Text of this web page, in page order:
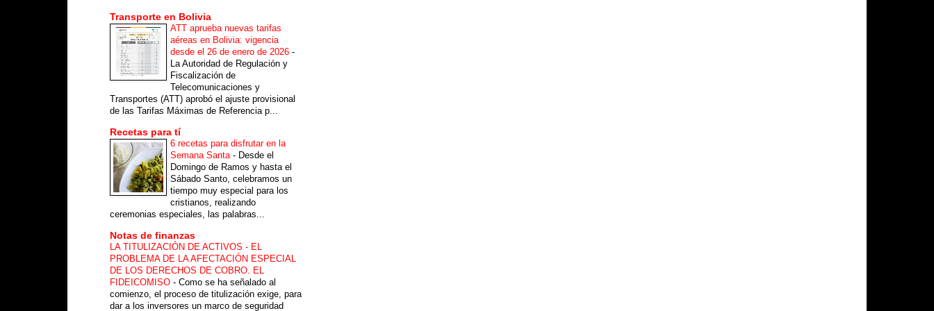
Transporte en Bolivia
ATT aprueba nuevas tarifas
aéreas en Bolivia: vigencia
desde el 26 de enero de 2026 -
La Autoridad de Regulación y
Fiscalización de
Telecomunicaciones y
Transportes (ATT) aprobó el ajuste provisional
de las Tarifas Máximas de Referencia p...
Recetas para tí
6 recetas para disfrutar en la
Semana Santa - Desde el
Domingo de Ramos y hasta el
Sábado Santo, celebramos un
tiempo muy especial para los
cristianos, realizando
ceremonias especiales, las palabras...
Notas de finanzas
LA TITULIZACIÓN DE ACTIVOS - EL
PROBLEMA DE LA AFECTACIÓN ESPECIAL
DE LOS DERECHOS DE COBRO. EL
FIDEICOMISO - Como se ha señalado al
comienzo, el proceso de titulización exige, para
dar a los inversores un marco de seguridad